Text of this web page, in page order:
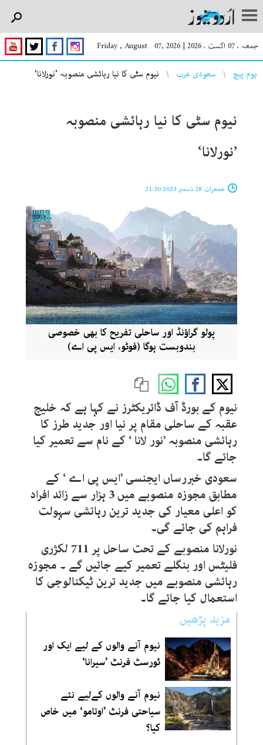
جمعہ ، 07 اگست ، 2026 |
Friday , August 07, 2026
You are here
ہوم پیچ سعودی عرب نیوم سٹی کا نیا رہائشی منصوبہ ’نورلانا‘
نیوم سٹی کا نیا رہائشی منصوبہ
’نورلانا‘
جمعرات 28 دسمبر 2023 21:30
پولو گراؤنڈ اور ساحلی تفریح کا بھی خصوصی
بندوبست ہوگا (فوٹو، ایس پی اے)
نیوم کے بورڈ آف ڈائریکٹرز نے کہا ہے کہ خلیج
عقبہ کے ساحلی مقام پر نیا اور جدید طرز کا
رہائشی منصوبہ ’نور لانا ‘ کے نام سے تعمیر کیا
جائے گا۔
سعودی خبررساں ایجنسی ’ایس پی اے ‘ کے
مطابق مجوزہ منصوبے میں 3 ہزار سے زائد افراد
کو اعلی معیار کی جدید ترین رہائشی سہولت
فراہم کی جائے گی۔
نورلانا منصوبے کے تحت ساحل پر 711 لکژری
فلیٹس اور بنگلے تعمیر کیے جائیں گے ۔ مجوزہ
رہائشی منصوبے میں جدید ترین ٹیکنالوجی کا
استعمال کیا جائے گا۔
مزید پڑھیں
نیوم آنے والوں کے لیے ایک اور
ٹورسٹ فرنٹ ’سیرانا‘
نیوم آنے والوں کےلیے نئے
سیاحتی فرنٹ ’اوتامو‘ میں خاص
کیا؟